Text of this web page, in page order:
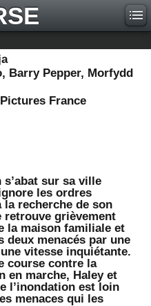
Barry Pepper, Morfydd
France
sur sa ville
les ordres
la recherche de son
retrouve grièvement
la maison familiale et
deux menacés par une
vitesse inquiétante.
course contre la
en marche, Haley et
l’inondation est loin
menaces qui les